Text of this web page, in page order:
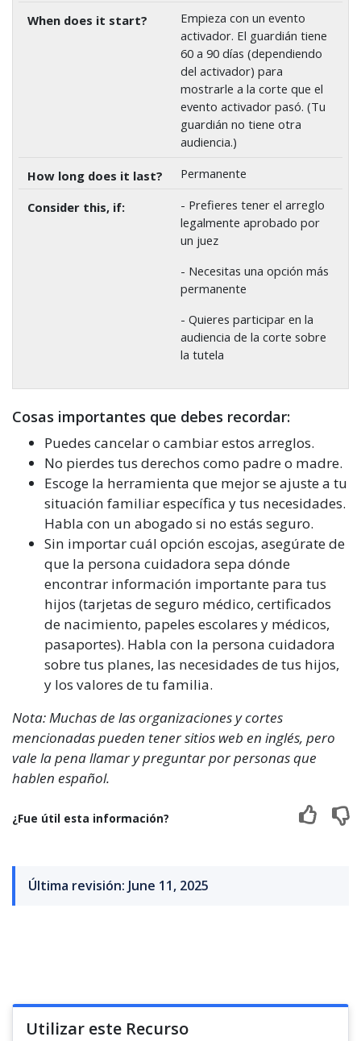
Empieza con un evento
activador. El guardián tiene
60 a 90 días (dependiendo
del activador) para
mostrarle a la corte que el
evento activador pasó. (Tu
guardián no tiene otra
audiencia.)
Permanente
- Prefieres tener el arreglo
legalmente aprobado por
un juez
- Necesitas una opción más
permanente
- Quieres participar en la
audiencia de la corte sobre
la tutela
Cosas importantes que debes recordar:
Puedes cancelar o cambiar estos arreglos.
No pierdes tus derechos como padre o madre.
Escoge la herramienta que mejor se ajuste a tu
situación familiar específica y tus necesidades.
Habla con un abogado si no estás seguro.
Sin importar cuál opción escojas, asegúrate de
que la persona cuidadora sepa dónde
encontrar información importante para tus
hijos (tarjetas de seguro médico, certificados
de nacimiento, papeles escolares y médicos,
pasaportes). Habla con la persona cuidadora
sobre tus planes, las necesidades de tus hijos,
y los valores de tu familia.
Nota: Muchas de las organizaciones y cortes
mencionadas pueden tener sitios web en inglés, pero
vale la pena llamar y preguntar por personas que
hablen español.
¿Fue útil esta información?
Última revisión: June 11, 2025
Utilizar este Recurso